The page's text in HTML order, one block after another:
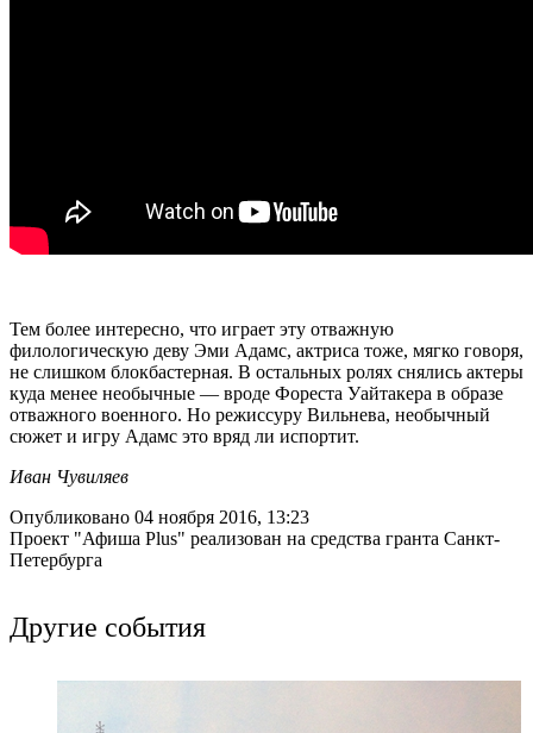
Тем более интересно, что играет эту отважную
филологическую деву Эми Адамс, актриса тоже, мягко говоря,
не слишком блокбастерная. В остальных ролях снялись актеры
куда менее необычные — вроде Фореста Уайтакера в образе
отважного военного. Но режиссуру Вильнева, необычный
сюжет и игру Адамс это вряд ли испортит.
Иван Чувиляев
Опубликовано 04 ноября 2016, 13:23
Проект "Афиша Plus" реализован на средства гранта Санкт-
Петербурга
Другие события